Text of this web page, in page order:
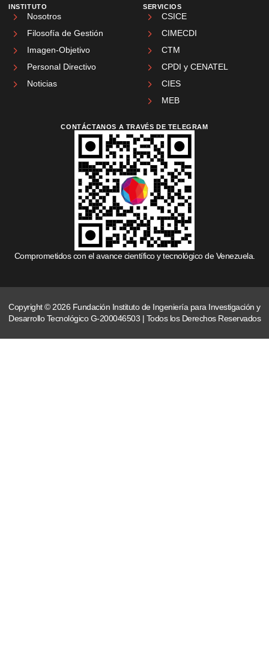
INSTITUTO
Nosotros
Filosofía de Gestión
Imagen-Objetivo
Personal Directivo
Noticias
SERVICIOS
CSICE
CIMECDI
CTM
CPDI y CENATEL
CIES
MEB
CONTÁCTANOS A TRAVÉS DE TELEGRAM
Comprometidos con el avance científico y tecnológico de Venezuela.
Copyright © 2026 Fundación Instituto de Ingeniería para Investigación y
Desarrollo Tecnológico G-200046503 | Todos los Derechos Reservados